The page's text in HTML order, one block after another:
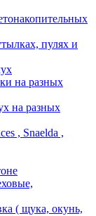
пулях и
на разных
на разных
, Snaelda ,
( щука, окунь,